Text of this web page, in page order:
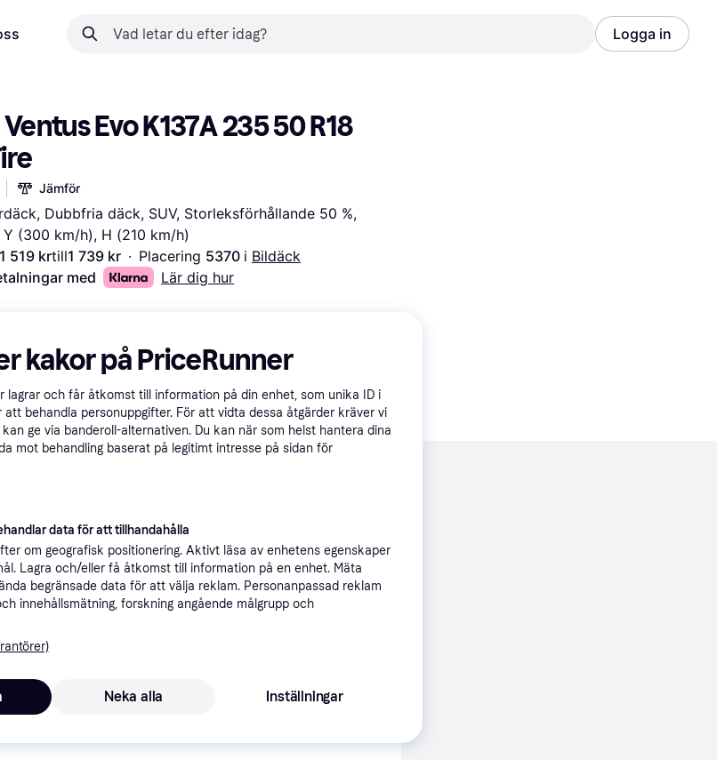
Logga in
Evo K137A 235 50 R18
Jämför
Dubbfria däck, SUV, Storleksförhållande 50 %,
(300 km/h), H (210 km/h)
1 519 krtill1 739 kr · Placering 5370 i Bildäck
med
Lär dig hur
115 kr frakt, 6-7 dagar1 613 kr
105 kr frakt, 6-12 dagar1 519 kr
6-7 dagar1 613 kr
kakor på PriceRunner
lagrar och får åtkomst till information på din enhet, som unika ID i
behandla personuppgifter. För att vidta dessa åtgärder kräver vi
ge via banderoll-alternativen. Du kan när som helst hantera dina
mot behandling baserat på legitimt intresse på sidan för
data för att tillhandahålla
om geografisk positionering. Aktivt läsa av enhetens egenskaper
Lagra och/eller få åtkomst till information på en enhet. Mäta
begränsade data för att välja reklam. Personanpassad reklam
innehållsmätning, forskning angående målgrupp och
Neka alla Inställningar